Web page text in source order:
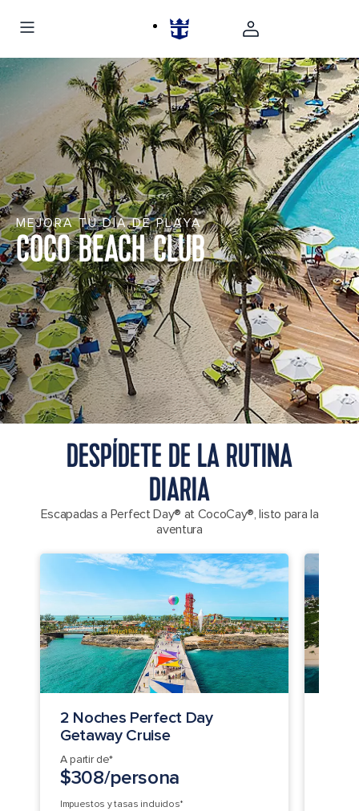
MEJORA TU DÍA DE PLAYA
COCO BEACH CLUB
DESPÍDETE DE LA RUTINA
DIARIA
Escapadas a Perfect Day® at CocoCay®, listo para la
aventura
2 Noches Perfect Day
Getaway Cruise
A partir de*
$308/persona
Impuestos y tasas incluidos*